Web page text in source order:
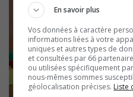
En savoir plus
Vos données à caractère
informations liées à votre
uniques et autres types de
et consultées par 66
ou utilisées spécifiquement
nous-mêmes sommes
géolocalisation précises. Liste